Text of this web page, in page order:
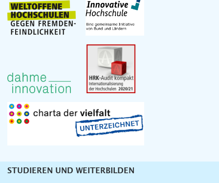
Unternavigation
STUDIEREN UND WEITERBILDEN